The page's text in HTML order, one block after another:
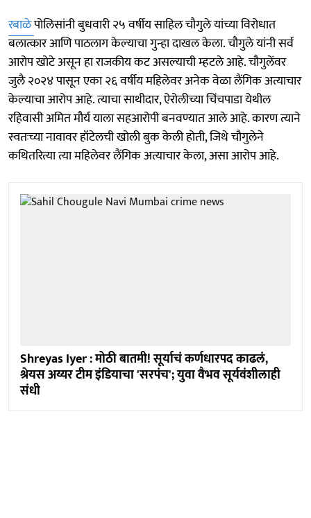
रबाळेपोलिसांनी बुधवारी २५ वर्षीय साहिल चौगुले यांच्या विरोधात
बलात्कार आणि पाठलाग केल्याचा गुन्हा दाखल केला. चौगुले यांनी सर्व
आरोप खोटे असून हा राजकीय कट असल्याची म्हटले आहे. चौगुलेंवर
जुलै २०२४ पासून एका २६ वर्षीय महिलेवर अनेक वेळा लैंगिक अत्याचार
केल्याचा आरोप आहे. त्याचा साथीदार, ऐरोलीच्या चिंचपाडा येथील
रहिवासी अमित मौर्य याला सहआरोपी बनवण्यात आले आहे. कारण त्याने
स्वतःच्या नावावर हॉटेलची खोली बुक केली होती, जिथे चौगुलेने
कथितरित्या त्या महिलेवर लैंगिक अत्याचार केला, असा आरोप आहे.
Shreyas Iyer : मोठी बातमी! सूर्याचं कर्णधारपद काढलं,
श्रेयस अय्यर टीम इंडियाचा 'सरपंच'; युवा वैभव सूर्यवंशीलाही
संधी